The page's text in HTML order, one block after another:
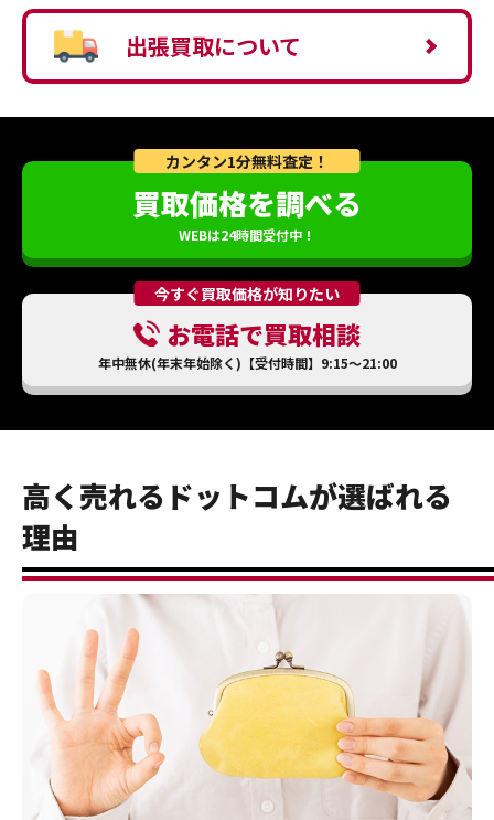
出張買取について
カンタン1分無料査定！
買取価格を調べる
WEBは24時間受付中！
今すぐ買取価格が知りたい
お電話で買取相談
年中無休(年末年始除く)【受付時間】9:15～21:00
高く売れるドットコムが選ばれる
理由